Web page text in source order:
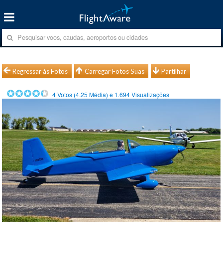
Regressar às Fotos Carregar Fotos Suas Partilhar
4Votos (4.25 Média) e 1.694Visualizações